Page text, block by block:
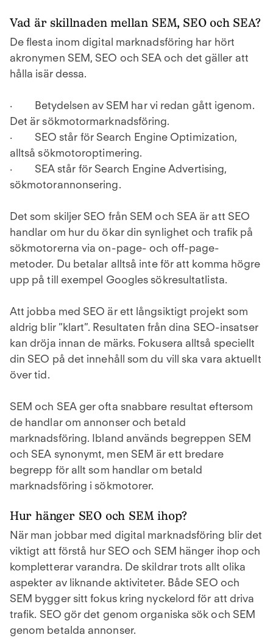
Vad är skillnaden mellan SEM, SEO och SEA?
De flesta inom digital marknadsföring har hört
akronymen SEM, SEO och SEA och det gäller att
hålla isär dessa.
· Betydelsen av SEM har vi redan gått igenom.
Det är sökmotormarknadsföring.
· SEO står för Search Engine Optimization,
alltså sökmotoroptimering.
· SEA står för Search Engine Advertising,
sökmotorannonsering.
Det som skiljer SEO från SEM och SEA är att SEO
handlar om hur du ökar din synlighet och trafik på
sökmotorerna via on-page- och off-page-
metoder. Du betalar alltså inte för att komma högre
upp på till exempel Googles sökresultatlista.
Att jobba med SEO är ett långsiktigt projekt som
aldrig blir ”klart”. Resultaten från dina SEO-insatser
kan dröja innan de märks. Fokusera alltså speciellt
din SEO på det innehåll som du vill ska vara aktuellt
över tid.
SEM och SEA ger ofta snabbare resultat eftersom
de handlar om annonser och betald
marknadsföring. Ibland används begreppen SEM
och SEA synonymt, men SEM är ett bredare
begrepp för allt som handlar om betald
marknadsföring i sökmotorer.
Hur hänger SEO och SEM ihop?
När man jobbar med digital marknadsföring blir det
viktigt att förstå hur SEO och SEM hänger ihop och
kompletterar varandra. De skildrar trots allt olika
aspekter av liknande aktiviteter. Både SEO och
SEM bygger sitt fokus kring nyckelord för att driva
trafik. SEO gör det genom organiska sök och SEM
genom betalda annonser.